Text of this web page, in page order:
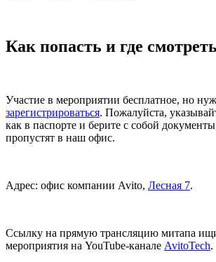
Как попасть и где смотреть
Участие в мероприятии бесплатное, но
зарегистрироваться. Пожалуйста,
как в паспорте и берите с собой
пропустят в наш офис.
Адрес: офис компании Avito, Лесная 7.
Ссылку на прямую трансляцию митапа
мероприятия на YouTube-канале AvitoTech.